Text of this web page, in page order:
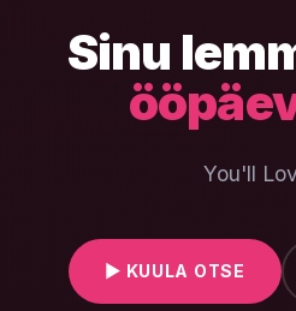
Sinu
You'll
▶ KUULA OTSE